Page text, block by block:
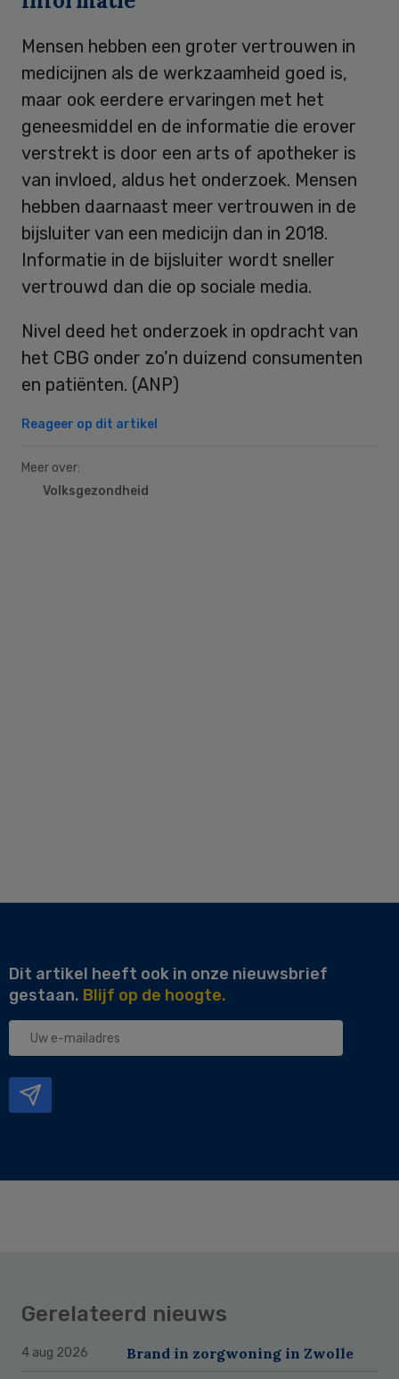
Mensen hebben een groter vertrouwen in
medicijnen als de werkzaamheid goed is,
maar ook eerdere ervaringen met het
geneesmiddel en de informatie die erover
verstrekt is door een arts of apotheker is
van invloed, aldus het onderzoek. Mensen
hebben daarnaast meer vertrouwen in de
bijsluiter van een medicijn dan in 2018.
Informatie in de bijsluiter wordt sneller
vertrouwd dan die op sociale media.
Nivel deed het onderzoek in opdracht van
het CBG onder zo’n duizend consumenten
en patiënten. (ANP)
Reageer op dit artikel
Meer over:
Volksgezondheid
Dit artikel heeft ook in onze nieuwsbrief
gestaan. Blijf op de hoogte.
Uw
Gerelateerd nieuws
4 aug 2026 Brand in zorgwoning in Zwolle